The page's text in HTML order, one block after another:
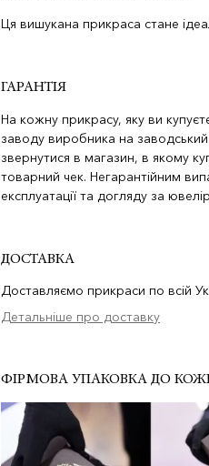
Ця вишукана прикраса стане
ГАРАНТІЯ
На кожну прикрасу, яку ви
заводу виробника на
звернутися в магазин, в якому
товарний чек. Негарантійним
експлуатації та догляду за
ДОСТАВКА
Доставляємо прикраси по всій
Детальніше про доставку
ФІРМОВА УПАКОВКА ДО